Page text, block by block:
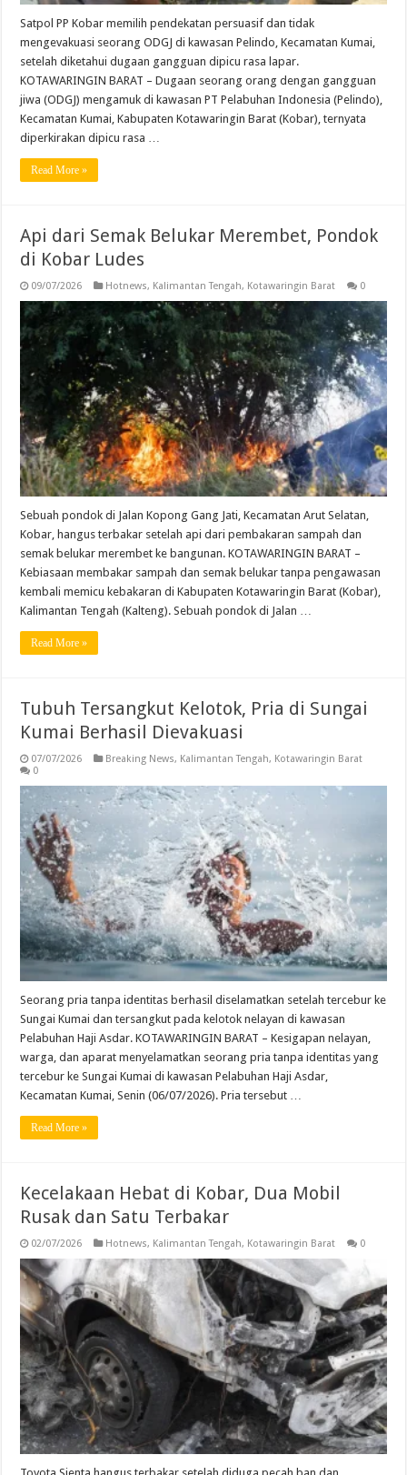
Satpol PP Kobar memilih pendekatan persuasif dan tidak
mengevakuasi seorang ODGJ di kawasan Pelindo, Kecamatan Kumai,
setelah diketahui dugaan gangguan dipicu rasa lapar.
KOTAWARINGIN BARAT – Dugaan seorang orang dengan gangguan
jiwa (ODGJ) mengamuk di kawasan PT Pelabuhan Indonesia (Pelindo),
Kecamatan Kumai, Kabupaten Kotawaringin Barat (Kobar), ternyata
diperkirakan dipicu rasa …
Read More »
Api dari Semak Belukar Merembet, Pondok
di Kobar Ludes
09/07/2026 Hotnews, Kalimantan Tengah, Kotawaringin Barat 0
Sebuah pondok di Jalan Kopong Gang Jati, Kecamatan Arut Selatan,
Kobar, hangus terbakar setelah api dari pembakaran sampah dan
semak belukar merembet ke bangunan. KOTAWARINGIN BARAT –
Kebiasaan membakar sampah dan semak belukar tanpa pengawasan
kembali memicu kebakaran di Kabupaten Kotawaringin Barat (Kobar),
Kalimantan Tengah (Kalteng). Sebuah pondok di Jalan …
Read More »
Tubuh Tersangkut Kelotok, Pria di Sungai
Kumai Berhasil Dievakuasi
07/07/2026 Breaking News, Kalimantan Tengah, Kotawaringin Barat
0
Seorang pria tanpa identitas berhasil diselamatkan setelah tercebur ke
Sungai Kumai dan tersangkut pada kelotok nelayan di kawasan
Pelabuhan Haji Asdar. KOTAWARINGIN BARAT – Kesigapan nelayan,
warga, dan aparat menyelamatkan seorang pria tanpa identitas yang
tercebur ke Sungai Kumai di kawasan Pelabuhan Haji Asdar,
Kecamatan Kumai, Senin (06/07/2026). Pria tersebut …
Read More »
Kecelakaan Hebat di Kobar, Dua Mobil
Rusak dan Satu Terbakar
02/07/2026 Hotnews, Kalimantan Tengah, Kotawaringin Barat 0